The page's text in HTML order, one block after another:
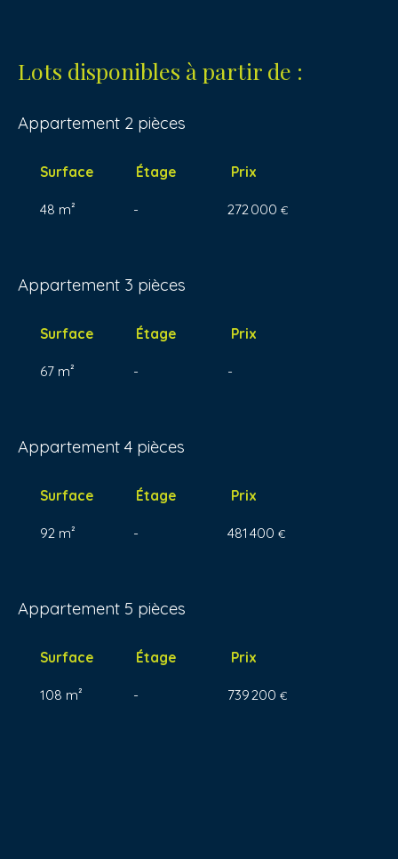
Lots disponibles à partir de :
Appartement 2 pièces
Surface Étage Prix
48 m² - 272 000 €
Appartement 3 pièces
Surface Étage Prix
67 m² - -
Appartement 4 pièces
Surface Étage Prix
92 m² - 481 400 €
Appartement 5 pièces
Surface Étage Prix
108 m² - 739 200 €